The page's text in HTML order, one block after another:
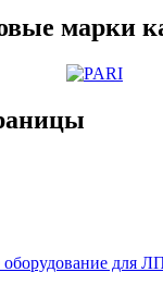
марки
для